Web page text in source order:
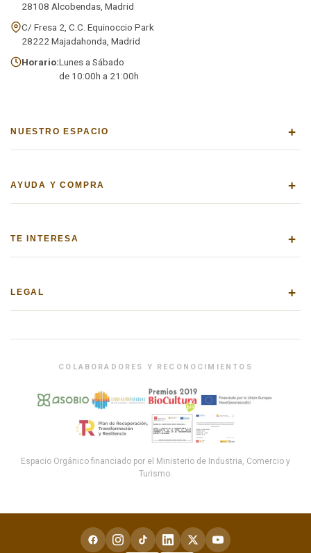
28108 Alcobendas, Madrid
C/ Fresa 2, C.C. Equinoccio Park
28222 Majadahonda, Madrid
Horario:Lunes a Sábado
de 10:00h a 21:00h
NUESTRO ESPACIO +
AYUDA Y COMPRA +
TE INTERESA +
LEGAL +
COLABORADORES Y RECONOCIMIENTOS
Espacio Orgánico financiado por el Ministerio de Industria, Comercio y
Turismo.